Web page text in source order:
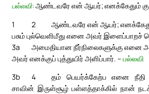
பல்லவி: ஆண்டவரே என் ஆயர்; எனக்கேதும்
1
ஆண்டவரே என் ஆயர்;
2
பசும் புல்வெளிமீது எனை அவர் இளைப்பாறச்
அமைதியான நீர்நிலைகளுக்கு எனை
3a
அவர் எனக்குப் புத்துயிர் அளிப்பார். – பல்லவி
3b
தம் பெயர்க்கேற்ப எனை நீதி
4
சாவின் இருள்சூழ் பள்ளத்தாக்கில் நான்